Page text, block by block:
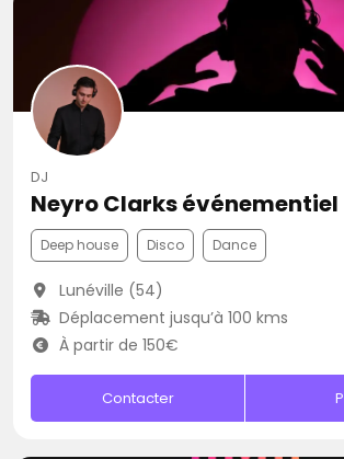
DJ
Neyro Clarks événementiel
Deep house Disco Dance
Lunéville (54)
Déplacement jusqu’à 100 kms
À partir de 150€
Contacter